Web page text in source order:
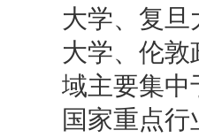
大学、复
大学、伦
域主要集中
国家重点